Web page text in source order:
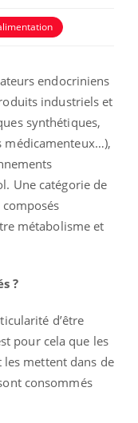
endocriniens
industriels et
synthétiques,
médicamenteux…),
Une catégorie de
métabolisme et
?
d’être
pour cela que les
mettent dans de
consommés